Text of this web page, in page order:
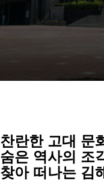
찬란한 고대 문
숨은 역사의 조
찾아 떠나는 김